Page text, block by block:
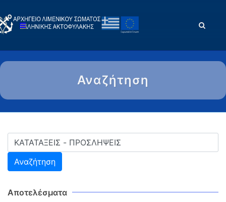
Αναζήτηση
Αποτελέσματα